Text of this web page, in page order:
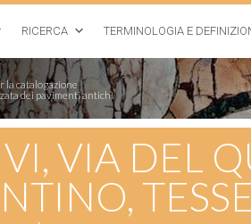
RICERCA TERMINOLOGIA E
la catalogazione
dei pavimenti antichi
VIA DEL